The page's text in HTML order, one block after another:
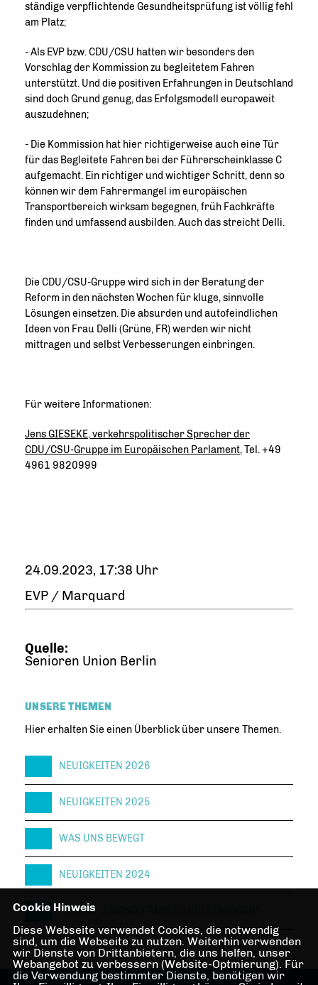
ständige verpflichtende Gesundheitsprüfung ist völlig fehl
am Platz;
- Als EVP bzw. CDU/CSU hatten wir besonders den
Vorschlag der Kommission zu begleitetem Fahren
unterstützt. Und die positiven Erfahrungen in Deutschland
sind doch Grund genug, das Erfolgsmodell europaweit
auszudehnen;
- Die Kommission hat hier richtigerweise auch eine Tür
für das Begleitete Fahren bei der Führerscheinklasse C
aufgemacht. Ein richtiger und wichtiger Schritt, denn so
können wir dem Fahrermangel im europäischen
Transportbereich wirksam begegnen, früh Fachkräfte
finden und umfassend ausbilden. Auch das streicht Delli.
Die CDU/CSU-Gruppe wird sich in der Beratung der
Reform in den nächsten Wochen für kluge, sinnvolle
Lösungen einsetzen. Die absurden und autofeindlichen
Ideen von Frau Delli (Grüne, FR) werden wir nicht
mittragen und selbst Verbesserungen einbringen.
Für weitere Informationen:
Jens GIESEKE, verkehrspolitischer Sprecher der
CDU/CSU-Gruppe im Europäischen Parlament, Tel. +49
4961 9820999
24.09.2023, 17:38 Uhr
EVP / Marquard
Quelle:
Senioren Union Berlin
UNSERE THEMEN
Hier erhalten Sie einen Überblick über unsere Themen.
NEUIGKEITEN 2026
NEUIGKEITEN 2025
WAS UNS BEWEGT
NEUIGKEITEN 2024
FORUM "JUGEND, FAMILIE UND SENIOREN"
Cookie Hinweis
Diese Webseite verwendet Cookies, die notwendig
sind, um die Webseite zu nutzen. Weiterhin verwenden
wir Dienste von Drittanbietern, die uns helfen, unser
Webangebot zu verbessern (Website-Optmierung). Für
die Verwendung bestimmter Dienste, benötigen wir